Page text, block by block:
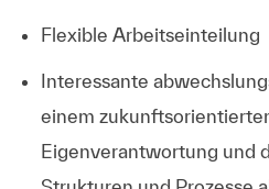
Flexible Arbeitseinteilung
Interessante
einem
Eigenverantwortung und